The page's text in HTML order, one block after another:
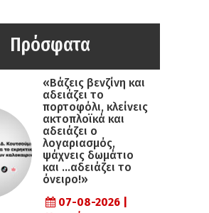
Πρόσφατα
«Βάζεις βενζίνη και
αδειάζει το
πορτοφόλι, κλείνεις
ακτοπλοϊκά και
αδειάζει ο
λογαριασμός,
ψάχνεις δωμάτιο
και …αδειάζει το
όνειρο!»
07-08-2026 |